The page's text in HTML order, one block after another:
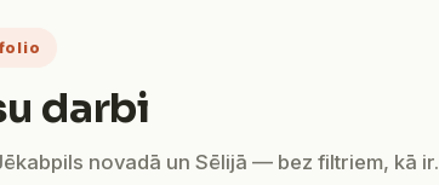
darbi
novadā un Sēlijā — bez filtriem, kā ir.